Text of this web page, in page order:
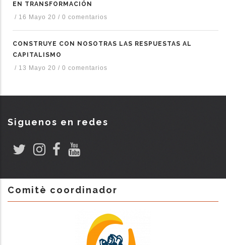
EN TRANSFORMACIÓN
/ 16 Mayo 20 / 0 comentarios
CONSTRUYE CON NOSOTRAS LAS RESPUESTAS AL
CAPITALISMO
/ 13 Mayo 20 / 0 comentarios
Siguenos en redes
Comitè coordinador